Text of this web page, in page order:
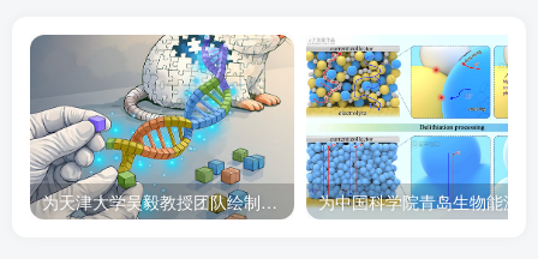
为天津大学吴毅教授团队绘制的Cell子刊封面作品